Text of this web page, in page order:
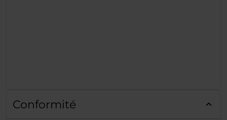
Conformité